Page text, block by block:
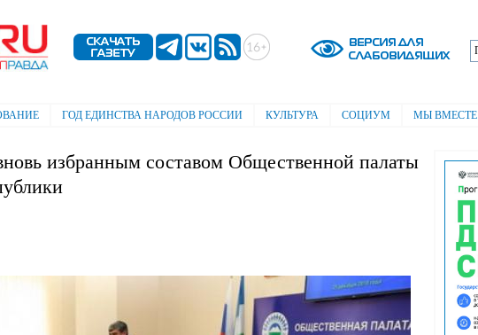
содержанию
ГОД ЕДИНСТВА НАРОДОВ РОССИИ КУЛЬТУРА СОЦИУМ МЫ ВМЕСТЕ
избранным составом Общественной палаты